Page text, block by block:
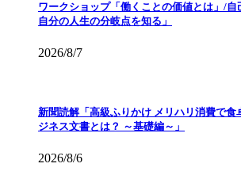
ワークショップ「働くことの価値とは」/
自分の人生の分岐点を知る」
2026/8/7
新聞読解「高級ふりかけ メリハリ消費で食
ジネス文書とは？ ～基礎編～」
2026/8/6